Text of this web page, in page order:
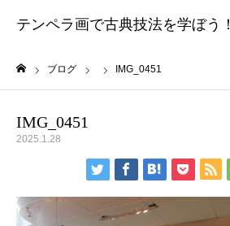
テンペラ画で古典技法を学ぼう！
ブログ IMG_0451
IMG_0451
2025.1.28